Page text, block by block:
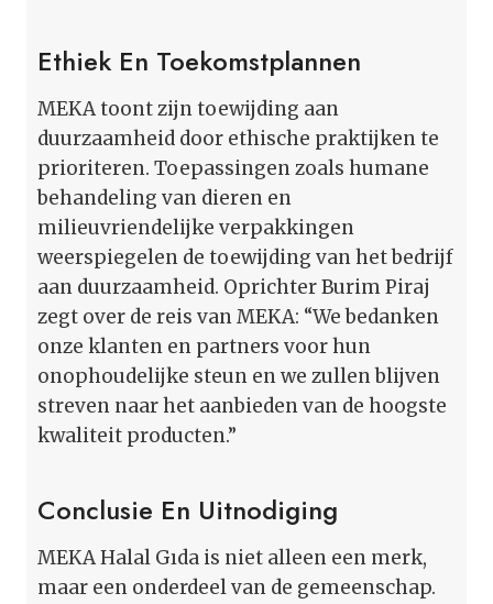
Ethiek En Toekomstplannen
MEKA toont zijn toewijding aan
duurzaamheid door ethische praktijken te
prioriteren. Toepassingen zoals humane
behandeling van dieren en
milieuvriendelijke verpakkingen
weerspiegelen de toewijding van het bedrijf
aan duurzaamheid. Oprichter Burim Piraj
zegt over de reis van MEKA: “We bedanken
onze klanten en partners voor hun
onophoudelijke steun en we zullen blijven
streven naar het aanbieden van de hoogste
kwaliteit producten.”
Conclusie En Uitnodiging
MEKA Halal Gıda is niet alleen een merk,
maar een onderdeel van de gemeenschap.